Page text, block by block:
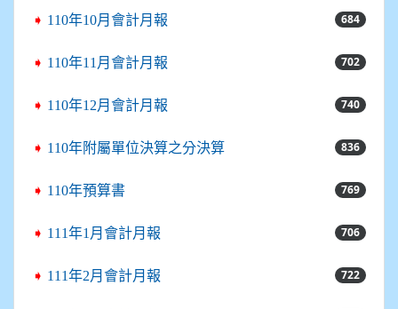
➧ 110年10月會計月報 684
➧ 110年11月會計月報 702
➧ 110年12月會計月報 740
➧ 110年附屬單位決算之分決算 836
➧ 110年預算書 769
➧ 111年1月會計月報 706
➧ 111年2月會計月報 722